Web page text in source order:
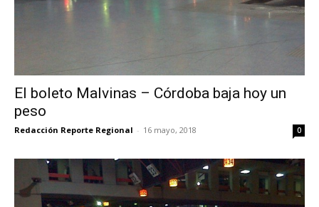
El boleto Malvinas – Córdoba baja hoy un
peso
Redacción Reporte Regional - 16 mayo, 2018 0